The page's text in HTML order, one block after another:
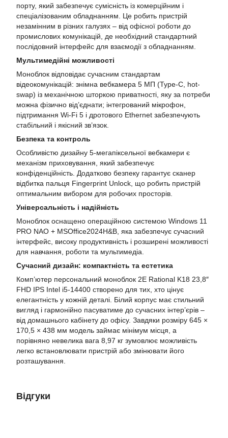
порту, який забезпечує сумісність із комерційним і
спеціалізованим обладнанням. Це робить пристрій
незамінним в різних галузях – від офісної роботи до
промислових комунікацій, де необхідний стандартний
послідовний інтерфейс для взаємодії з обладнанням.
Мультимедійні можливості
Моноблок відповідає сучасним стандартам
відеокомунікацій: знімна вебкамера 5 МП (Type-C, hot-
swap) із механічною шторкою приватності, яку за потреби
можна фізично від’єднати; інтегрований мікрофон,
підтримання Wi-Fi 5 і дротового Ethernet забезпечують
стабільний і якісний зв’язок.
Безпека та контроль
Особливістю дизайну 5-мегапіксельної вебкамери є
механізм приховування, який забезпечує
конфіденційність. Додатково безпеку гарантує сканер
відбитка пальця Fingerprint Unlock, що робить пристрій
оптимальним вибором для робочих просторів.
Універсальність і надійність
Моноблок оснащено операційною системою Windows 11
PRO NAO + MSOffice2024H&B, яка забезпечує сучасний
інтерфейс, високу продуктивність і розширені можливості
для навчання, роботи та мультимедіа.
Сучасний дизайн: компактність та естетика
Комп’ютер персональний моноблок 2E Rational K18 23,8″
FHD IPS Intel i5-14400 створено для тих, хто цінує
елегантність у кожній деталі. Білий корпус має стильний
вигляд і гармонійно пасуватиме до сучасних інтер’єрів –
від домашнього кабінету до офісу. Завдяки розміру 645 ×
170,5 × 438 мм модель займає мінімум місця, а
порівняно невелика вага 8,97 кг зумовлює можливість
легко встановлювати пристрій або змінювати його
розташування.
Відгуки